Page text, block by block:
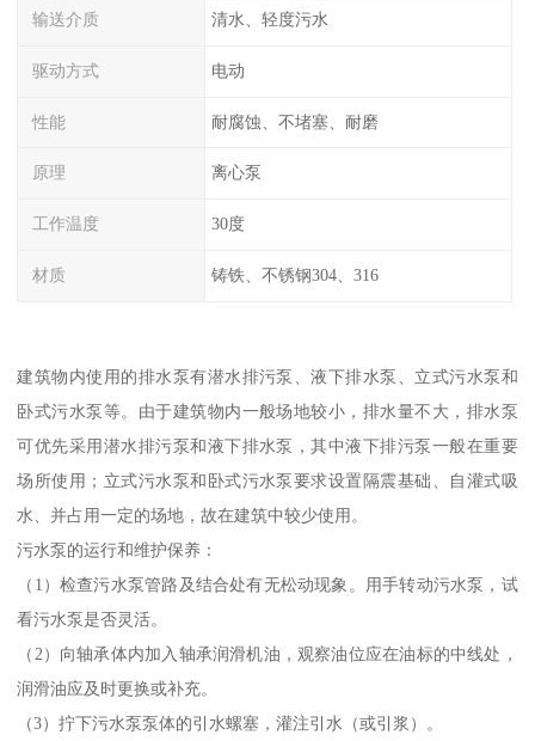
输送介质 清水、轻度污水
驱动方式 电动
性能 耐腐蚀、不堵塞、耐磨
原理 离心泵
工作温度 30度
材质 铸铁、不锈钢304、316
建筑物内使用的排水泵有潜水排污泵、液下排水泵、立式污水泵和
卧式污水泵等。由于建筑物内一般场地较小，排水量不大，排水泵
可优先采用潜水排污泵和液下排水泵，其中液下排污泵一般在重要
场所使用；立式污水泵和卧式污水泵要求设置隔震基础、自灌式吸
水、并占用一定的场地，故在建筑中较少使用。
污水泵的运行和维护保养：
（1）检查污水泵管路及结合处有无松动现象。用手转动污水泵，试
看污水泵是否灵活。
（2）向轴承体内加入轴承润滑机油，观察油位应在油标的中线处，
润滑油应及时更换或补充。
（3）拧下污水泵泵体的引水螺塞，灌注引水（或引浆）。